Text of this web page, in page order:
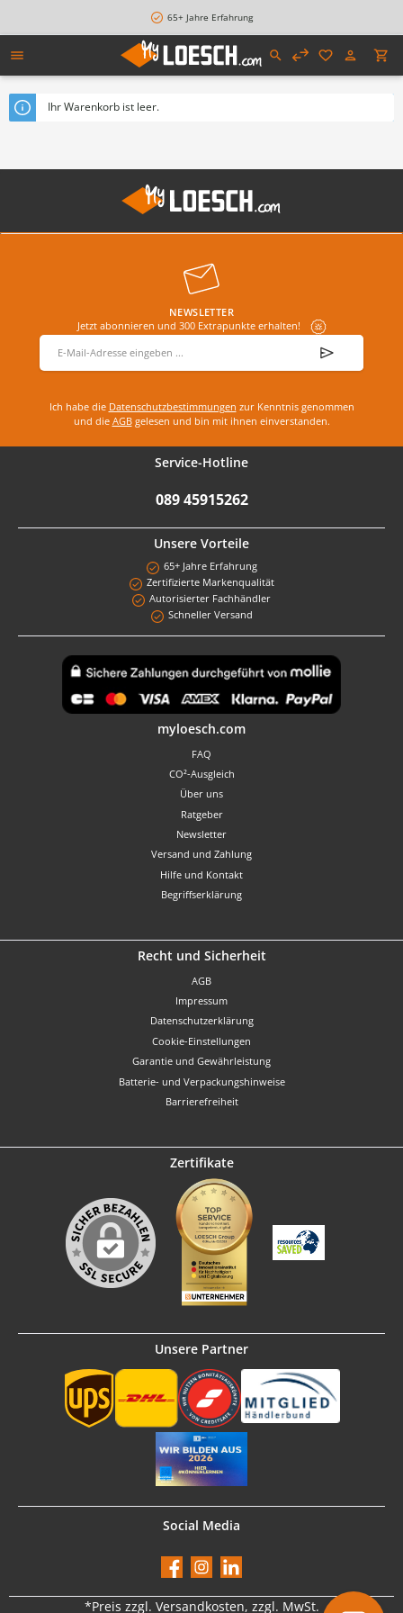
65+ Jahre Erfahrung
Ihr Warenkorb ist leer.
NEWSLETTER
Jetzt abonnieren und 300 Extrapunkte erhalten!
E-Mail-Adresse
Ich habe die Datenschutzbestimmungen zur Kenntnis genommen
und die AGBgelesen und bin mit ihnen einverstanden.
Service-Hotline
089 45915262
Unsere Vorteile
65+ Jahre Erfahrung
Zertifizierte Markenqualität
Autorisierter Fachhändler
Schneller Versand
myloesch.com
FAQ
CO²-Ausgleich
Über uns
Ratgeber
Newsletter
Versand und Zahlung
Hilfe und Kontakt
Begriffserklärung
Recht und Sicherheit
AGB
Impressum
Datenschutzerklärung
Cookie-Einstellungen
Garantie und Gewährleistung
Batterie- und Verpackungshinweise
Barrierefreiheit
Zertifikate
Unsere Partner
Social Media
FacebookInstagramLinkedIn
*Preis zzgl. Versandkosten, zzgl. MwSt.